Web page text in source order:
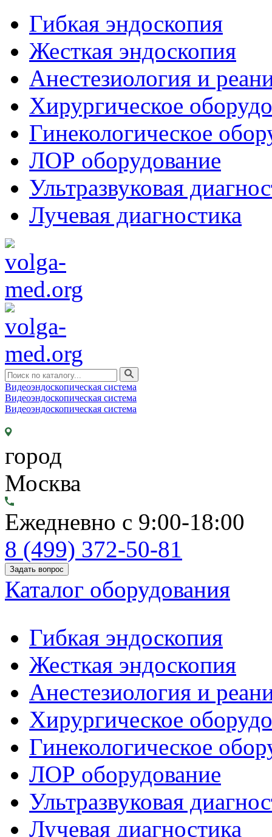
Гибкая эндоскопия
Жесткая эндоскопия
Анестезиология и
Хирургическое
Гинекологическое
ЛОР оборудование
Ультразвуковая
Лучевая диагностика
Видеоэндоскопическая система
Видеоэндоскопическая система
Видеоэндоскопическая система
город
Москва
Ежедневно с 9:00-18:00
8 (499) 372-50-81
Задать вопрос
Каталог оборудования
Гибкая эндоскопия
Жесткая эндоскопия
Анестезиология и
Хирургическое
Гинекологическое
ЛОР оборудование
Ультразвуковая
Лучевая диагностика